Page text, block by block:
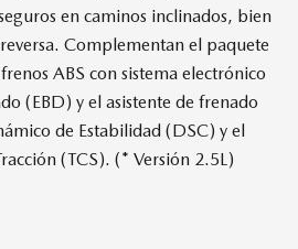
en caminos inclinados, bien
Complementan el paquete
ABS con sistema electrónico
(EBD) y el asistente de frenado
de Estabilidad (DSC) y el
(TCS). (* Versión 2.5L)